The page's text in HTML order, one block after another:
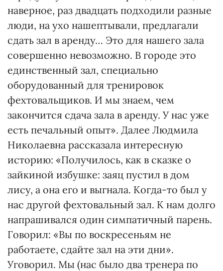
наверное, раз двадцать подходили разные
люди, на ухо нашептывали, предлагали
сдать зал в аренду… Это для нашего зала
совершенно невозможно. В городе это
единственный зал, специально
оборудованный для тренировок
фехтовальщиков. И мы знаем, чем
закончится сдача зала в аренду. У нас уже
есть печальный опыт». Далее Людмила
Николаевна рассказала интересную
историю: «Получилось, как в сказке о
зайкиной избушке: заяц пустил в дом
лису, а она его и выгнала. Когда-то был у
нас другой фехтовальный зал. К нам долго
напрашивался один симпатичный парень.
Говорил: «Вы по воскресеньям не
работаете, сдайте зал на эти дни».
Уговорил. Мы (нас было два тренера по